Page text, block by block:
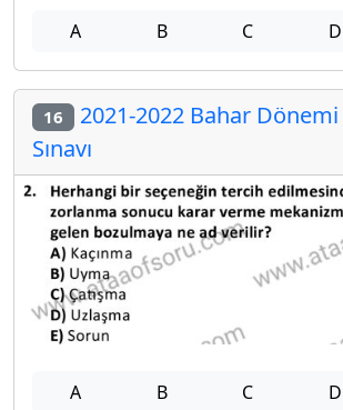
A B C D
16 2021-2022 Bahar
Sınavı
A B C D